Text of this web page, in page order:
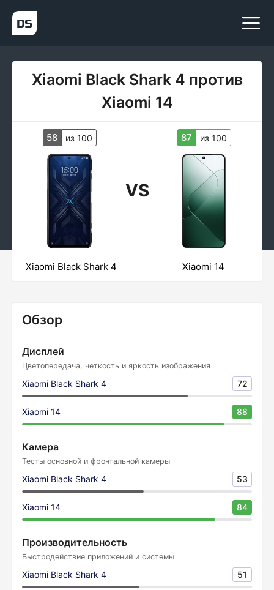
Xiaomi Black Shark 4 против
Xiaomi 14
58 из 100
VS
87 из 100
Xiaomi Black Shark 4 Xiaomi 14
Обзор
Дисплей
Цветопередача, четкость и яркость изображения
Xiaomi Black Shark 4 72
Xiaomi 14 88
Камера
Тесты основной и фронтальной камеры
Xiaomi Black Shark 4 53
Xiaomi 14 84
Производительность
Быстродействие приложений и системы
Xiaomi Black Shark 4 51